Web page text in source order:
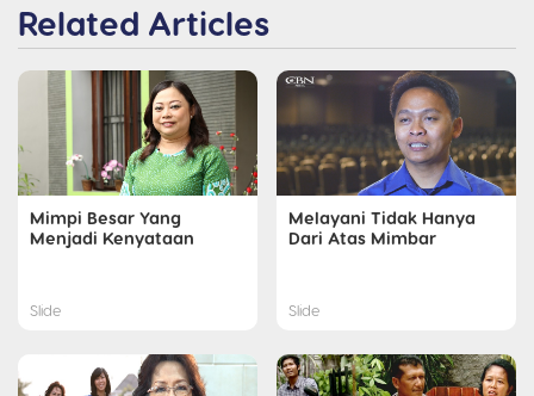
Related Articles
Mimpi Besar Yang
Menjadi Kenyataan
Slide
Melayani Tidak Hanya
Dari Atas Mimbar
Slide